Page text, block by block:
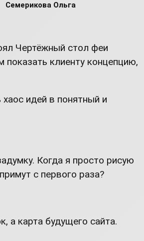
Семерикова Ольга
Чертёжный стол феи
клиенту концепцию,
идей в понятный и
Когда я просто рисую
с первого раза?
а карта будущего сайта.